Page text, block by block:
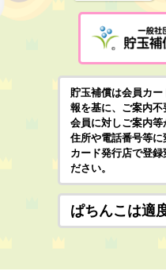
貯玉補償は会員カ
報を基に、ご案内
会員に対しご案内等
住所や電話番号等
カード発行店で登録
ださい。
ぱちんこは適